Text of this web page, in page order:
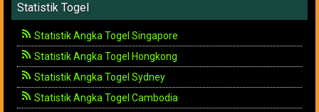
Statistik Togel
Statistik Angka Togel Singapore
Statistik Angka Togel Hongkong
Statistik Angka Togel Sydney
Statistik Angka Togel Cambodia